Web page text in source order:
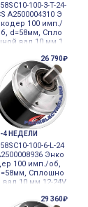
100-3-T-24-
A2500004310 Э
100 имп./
d=58мм, Спло
вал 10 мм 1
нтальный
26 790₽
4 НЕДЕЛИ
100-6-L-24
Энко
100 имп./об,
Сплошно
вал 10 мм 12-24V
29 360₽